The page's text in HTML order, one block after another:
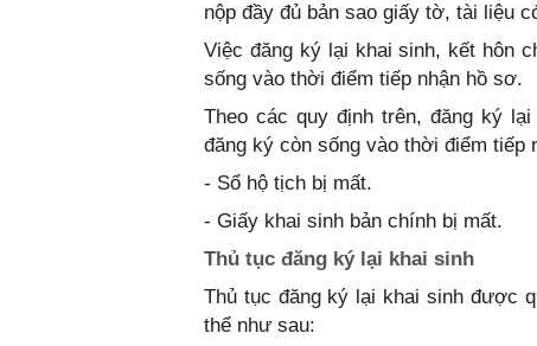
nộp đầy đủ bản sao giấy tờ, tài liệu
Việc đăng ký lại khai sinh, kết hôn
sống vào thời điểm tiếp nhận hồ sơ.
Theo các quy định trên, đăng ký
đăng ký còn sống vào thời điểm tiếp
- Sổ hộ tịch bị mất.
- Giấy khai sinh bản chính bị mất.
Thủ tục đăng ký lại khai sinh
Thủ tục đăng ký lại khai sinh được
thể như sau: